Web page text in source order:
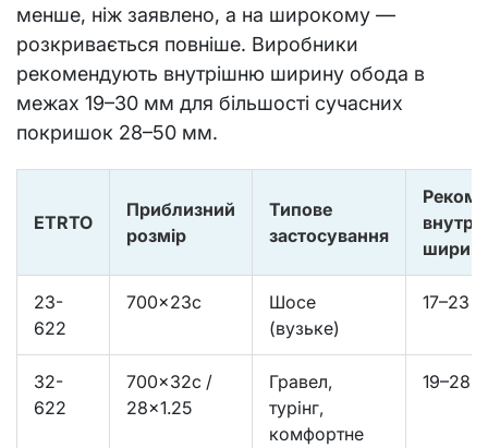
менше, ніж заявлено, а на широкому —
розкривається повніше. Виробники
рекомендують внутрішню ширину обода в
межах 19–30 мм для більшості сучасних
покришок 28–50 мм.
ETRTO
Приблизний
розмір
Типове
застосування
23-
622
700×23c
Шосе
(вузьке)
17–23
32-
622
700×32c /
28×1.25
Гравел,
турінг,
комфортне
19–28